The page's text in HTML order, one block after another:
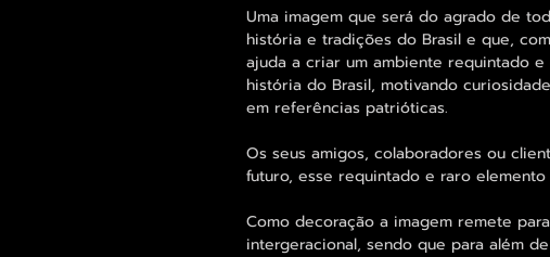
Uma imagem que será do agrado de
história e tradições do Brasil e que,
ajuda a criar um ambiente requintado
história do Brasil, motivando
em referências patrióticas.
Os seus amigos, colaboradores ou
futuro, esse requintado e raro
Como decoração a imagem remete
intergeracional, sendo que para além